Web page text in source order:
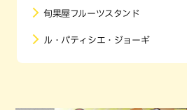
旬果屋フルーツスタンド
ル・パティシエ・ジョーギ